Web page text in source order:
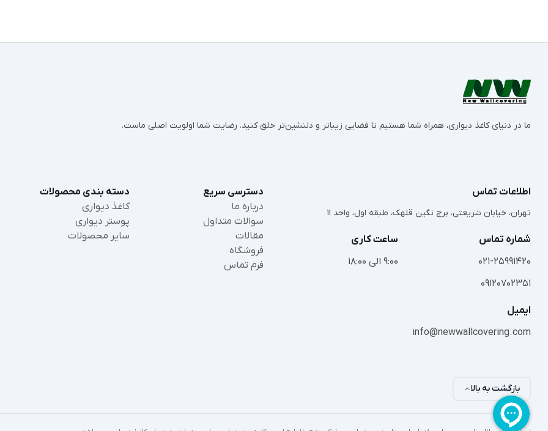
ما در دنیای کاغذ دیواری، همراه شما هستیم تا فضایی زیباتر و دلنشین‌تر خلق کنید. رضایت شما اولویت اصلی ماست.
اطلاعات تماس
تهران، خیابان شریعتی، برج نگین قلهک، طبقه اول، واحد 11
شماره تماس
021-25991420
09120702351
ساعت کاری
9:00 الی 18:00
ایمیل
info@newwallcovering.com
دسترسی سریع
درباره ما
سوالات متداول
مقالات
فروشگاه
فرم تماس
دسته بندی محصولات
کاغذ دیواری
پوستر دیواری
سایر محصولات
بازگشت به بالا